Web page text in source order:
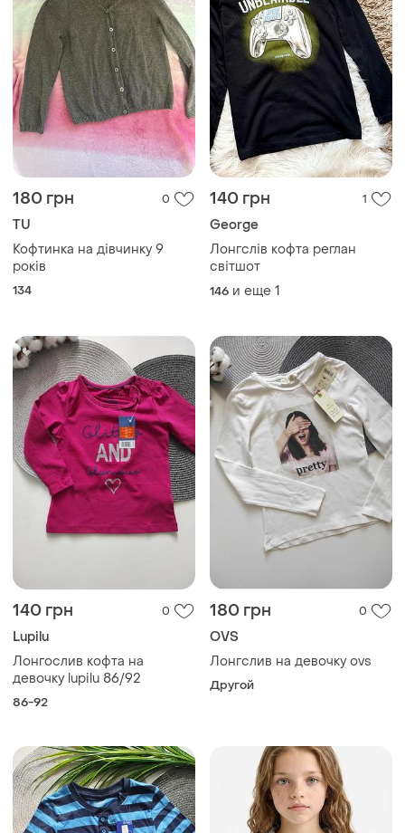
180 грн 0
TU
Кофтинка на дівчинку 9
років
134
140 грн 1
George
Лонгслів кофта реглан
світшот
146 и еще 1
140 грн 0
Lupilu
Лонгослив кофта на
девочку lupilu 86/92
86-92
180 грн 0
OVS
Лонгслив на девочку ovs
Другой